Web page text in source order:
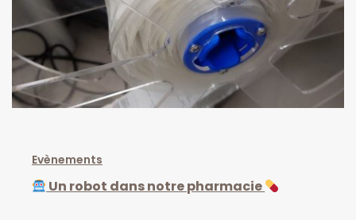
Evènements
Un robot dans notre pharmacie